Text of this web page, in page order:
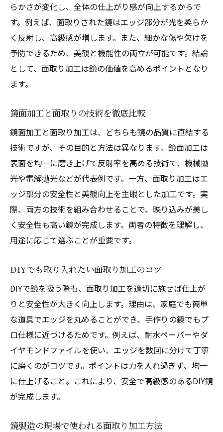
らかさが変化し、全体の仕上がり感が向上するからで
す。例えば、面取りされた鏡はエッジ部分が光を柔らか
く反射し、高級感が増します。また、細かな傷や欠けを
予防できるため、美観と機能性の両立が可能です。結論
として、面取り加工は鏡の価値を高めるポイントとなり
ます。
鏡面加工と面取りの技術を徹底比較
鏡面加工と面取り加工は、どちらも鏡の品質に直結する
技術ですが、その目的と方法は異なります。鏡面加工は
表面を均一に磨き上げて反射率を高める技術で、機械拋
光や電解拋光などが代表例です。一方、面取り加工はエ
ッジ部分の安全性と美観向上を主眼とした加工です。実
際、両方の技術を組み合わせることで、映り込みが美し
く安全性も高い鏡が完成します。両者の特徴を理解し、
用途に応じて選ぶことが重要です。
DIYでも取り入れたい面取り加工のコツ
DIYで鏡を扱う際も、面取り加工を適切に施せば仕上が
りと安全性が大きく向上します。理由は、家庭でも簡単
な道具でエッジを丸めることができ、手作りの鏡でもプ
ロ仕様に近づけるためです。例えば、耐水ペーパーやダ
イヤモンドファイルを使い、エッジを数回に分けて丁寧
に磨くのがコツです。ポイントは力を入れ過ぎず、均一
に仕上げること。これにより、安全で高級感のあるDIY鏡
が完成します。
鏡製造の現場で使われる面取り加工方法